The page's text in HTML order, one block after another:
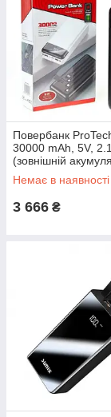
Повербанк
30000 mAh, 5V,
(зовнішній
Bank) ASG
Немає в наявності
3 666 ₴